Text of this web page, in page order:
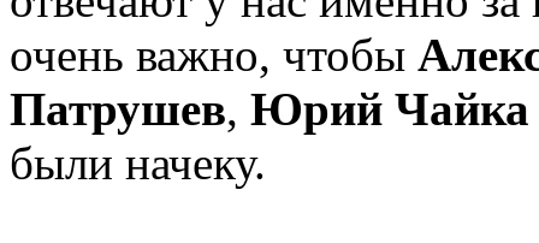
очень важно, чтобы
Патрушев, Юрий Чайка
были начеку.